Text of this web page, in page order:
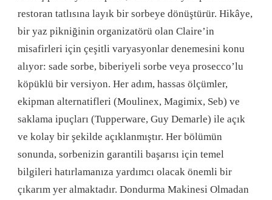
restoran tatlısına layık bir sorbeye dönüştürür. Hikâye,
bir yaz pikniğinin organizatörü olan Claire’in
misafirleri için çeşitli varyasyonlar denemesini konu
alıyor: sade sorbe, biberiyeli sorbe veya prosecco’lu
köpüklü bir versiyon. Her adım, hassas ölçümler,
ekipman alternatifleri (Moulinex, Magimix, Seb) ve
saklama ipuçları (Tupperware, Guy Demarle) ile açık
ve kolay bir şekilde açıklanmıştır. Her bölümün
sonunda, sorbenizin garantili başarısı için temel
bilgileri hatırlamanıza yardımcı olacak önemli bir
çıkarım yer almaktadır. Dondurma Makinesi Olmadan